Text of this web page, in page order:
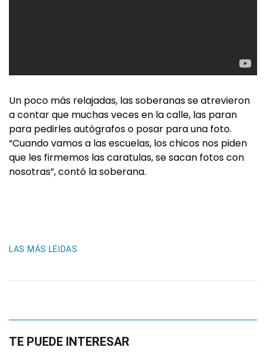
Un poco más relajadas, las soberanas se atrevieron
a contar que muchas veces en la calle, las paran
para pedirles autógrafos o posar para una foto.
“Cuando vamos a las escuelas, los chicos nos piden
que les firmemos las caratulas, se sacan fotos con
nosotras”, contó la soberana.
LAS MÁS LEIDAS
TE PUEDE INTERESAR